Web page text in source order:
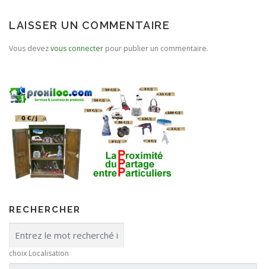
LAISSER UN COMMENTAIRE
Vous devezvous connecter pour publier un commentaire.
RECHERCHER
choix Localisation